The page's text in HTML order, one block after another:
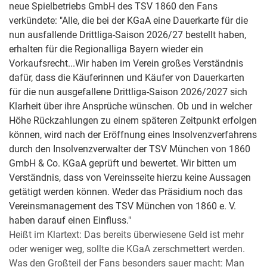
neue Spielbetriebs GmbH des TSV 1860 den Fans
verkündete: "Alle, die bei der KGaA eine Dauerkarte für die
nun ausfallende Drittliga-Saison 2026/27 bestellt haben,
erhalten für die Regionalliga Bayern wieder ein
Vorkaufsrecht...Wir haben im Verein großes Verständnis
dafür, dass die Käuferinnen und Käufer von Dauerkarten
für die nun ausgefallene Drittliga-Saison 2026/2027 sich
Klarheit über ihre Ansprüche wünschen. Ob und in welcher
Höhe Rückzahlungen zu einem späteren Zeitpunkt erfolgen
können, wird nach der Eröffnung eines Insolvenzverfahrens
durch den Insolvenzverwalter der TSV München von 1860
GmbH & Co. KGaA geprüft und bewertet. Wir bitten um
Verständnis, dass von Vereinsseite hierzu keine Aussagen
getätigt werden können. Weder das Präsidium noch das
Vereinsmanagement des TSV München von 1860 e. V.
haben darauf einen Einfluss."
Heißt im Klartext: Das bereits überwiesene Geld ist mehr
oder weniger weg, sollte die KGaA zerschmettert werden.
Was den Großteil der Fans besonders sauer macht: Man